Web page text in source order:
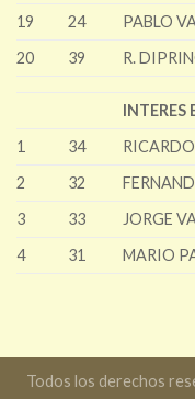
19
24 PABLO
20
39 R.
INTERES
1
34
2
32
3
33 JORGE
4
31 MARIO
Todos los derechos